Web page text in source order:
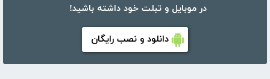
در موبایل و تبلت خود داشته باشید!
دانلود و نصب رایگان